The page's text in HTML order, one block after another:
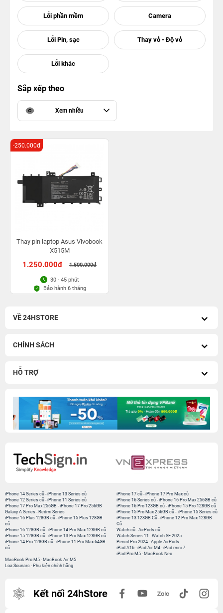
Sắp xếp theo
Xem nhiều
Thay pin laptop Asus Vivobook
X515M
1.250.000đ 1.500.000đ
-250.000đ
30 - 45 phút
Bảo hành 6 tháng
VỀ 24HSTORE
CHÍNH SÁCH
HỖ TRỢ
iPhone 14 Series cũ -iPhone 13 Series cũ
iPhone 12 Series cũ -iPhone 11 Series cũ
iPhone 17 Pro Max 256GB -iPhone 17 Pro 256GB
Galaxy A Series - Redmi Series
iPhone 17 cũ -iPhone 17 Pro Max cũ
iPhone 16 Series cũ - iPhone 16 Pro Max 256GB cũ
iPhone 16 Pro 128GB cũ -iPhone 15 Pro 128GB cũ
iPhone 15 Pro Max 256GB cũ - iPhone 15 Series cũ
iPhone 16 Plus 128GB cũ -iPhone 15 Plus 128GB
cũ
iPhone 16 128GB cũ -iPhone 14 Pro Max 128GB cũ
iPhone 15 128GB cũ -iPhone 13 Pro Max 128GB cũ
iPhone 14 Pro 128GB cũ -iPhone 11 Pro Max 64GB
cũ
iPhone 13 128GB Cũ -iPhone 12 Pro Max 128GB
Cũ
Watch cũ -AirPods cũ
Watch Series 11 -Watch SE 2025
Pencil Pro 2024 -Apple AirPods
iPad A16 -iPad Air M4 -iPad mini 7
iPad Pro M5 - MacBook Neo
MacBook Pro M5 - MacBook Air M5
Loa Sounarc - Phụ kiện chính hãng
Kết nối 24hStore